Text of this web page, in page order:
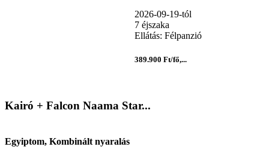
2026-09-19-tól
7 éjszaka
Ellátás: Félpanzió
389.900 Ft/fő,...
Kairó + Falcon Naama Star...
Egyiptom, Kombinált nyaralás